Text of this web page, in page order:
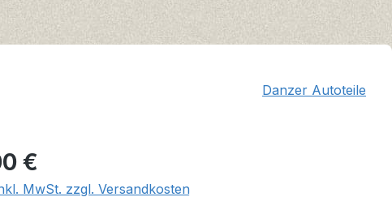
Danzer Autoteile
Preis:
€
MwSt. zzgl. Versandkosten